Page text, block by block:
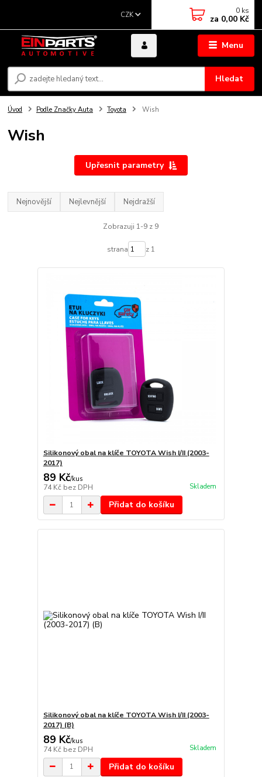
Menu
CZK
Hledat
0 ks
za 0,00 Kč
Úvod Podle Značky Auta Toyota Wish
Wish
Upřesnit parametry
Nejnovější Nejlevnější Nejdražší
Zobrazuji 1-9 z 9
strana z 1
Silikonový obal na klíče TOYOTA Wish I/II (2003-
2017)
89 Kč/kus
74 Kč bez DPH Skladem
Přidat do košíku
Silikonový obal na klíče TOYOTA Wish I/II (2003-
2017) (B)
89 Kč/kus
74 Kč bez DPH Skladem
Přidat do košíku